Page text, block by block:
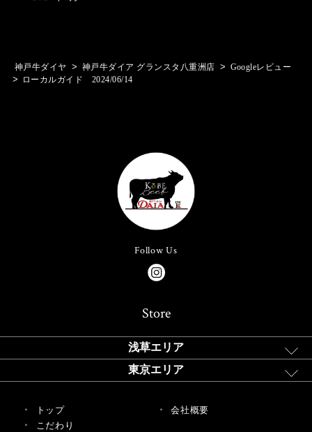
神戸牛ダイヤ > 神戸牛ダイア グランスタ八重洲店 > Googleレビュー
> ローカルガイド 2024/06/14
Follow Us
Store
浅草エリア
東京エリア
トップ
こだわり
会社概要